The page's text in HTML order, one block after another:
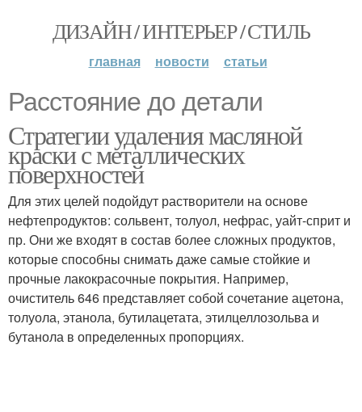
ДИЗАЙН / ИНТЕРЬЕР / СТИЛЬ
главная новости статьи
Расстояние до детали
Стратегии удаления масляной
краски с металлических
поверхностей
Для этих целей подойдут растворители на основе
нефтепродуктов: сольвент, толуол, нефрас, уайт-сприт и
пр. Они же входят в состав более сложных продуктов,
которые способны снимать даже самые стойкие и
прочные лакокрасочные покрытия. Например,
очиститель 646 представляет собой сочетание ацетона,
толуола, этанола, бутилацетата, этилцеллозольва и
бутанола в определенных пропорциях.